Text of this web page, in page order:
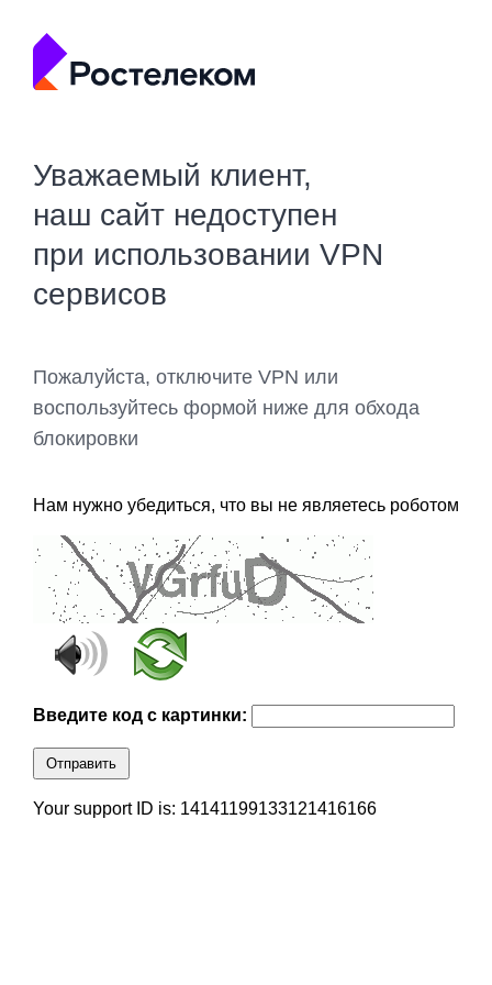
Уважаемый клиент,
наш сайт недоступен
при использовании VPN
сервисов
Пожалуйста, отключите VPN или
воспользуйтесь формой ниже для обхода
блокировки
Нам нужно убедиться, что вы не являетесь роботом
Введите код с картинки:
Отправить
Your support ID is: 14141199133121416166